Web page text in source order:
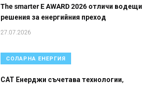
The smarter E AWARD 2026 отличи водещи
решения за енергийния преход
27.07.2026
СОЛАРНА ЕНЕРГИЯ
САТ Енерджи съчетава технологии,